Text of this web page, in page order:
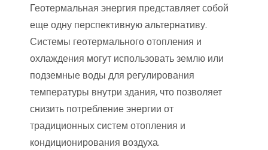
Геотермальная энергия представляет собой
еще одну перспективную альтернативу.
Системы геотермального отопления и
охлаждения могут использовать землю или
подземные воды для регулирования
температуры внутри здания, что позволяет
снизить потребление энергии от
традиционных систем отопления и
кондиционирования воздуха.